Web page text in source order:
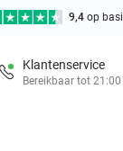
9,4 op
Klantenservice
Bereikbaar tot 21:00